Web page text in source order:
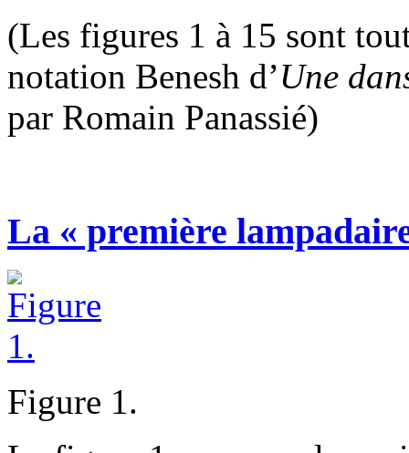
(Les figures 1 à 15 sont
notation Benesh d’Une
par Romain Panassié)
La « première
Figure 1.